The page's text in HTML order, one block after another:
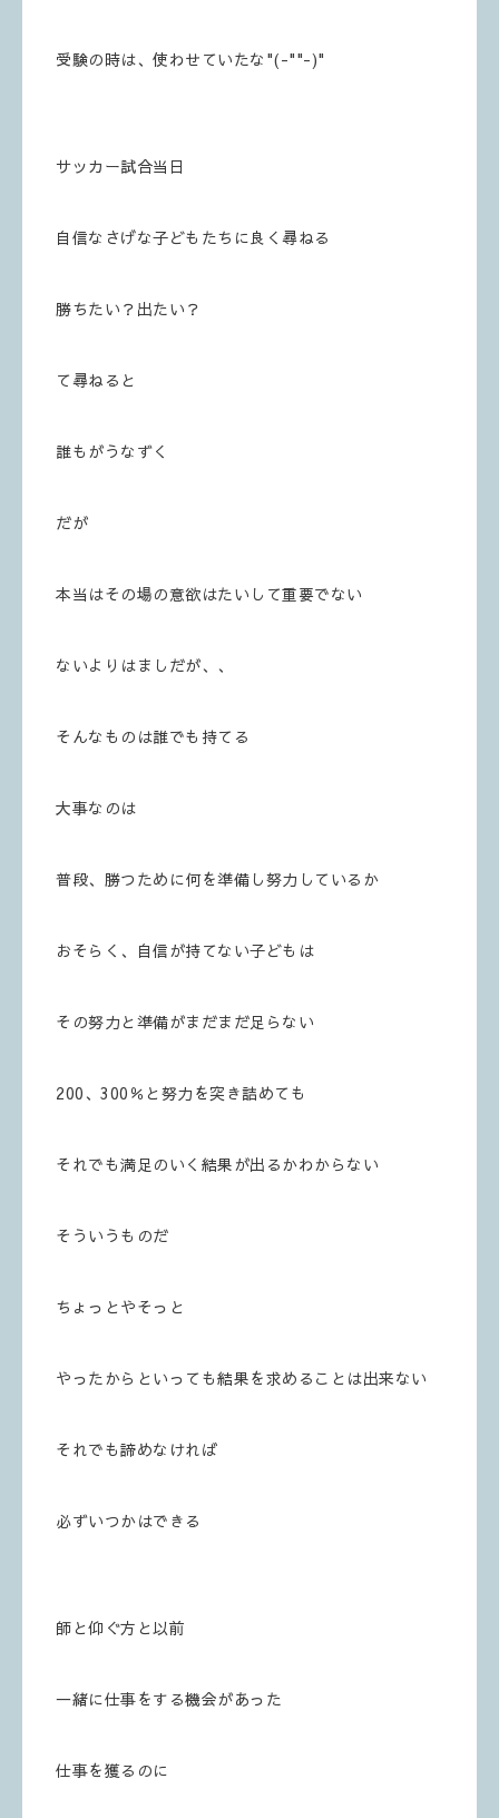
受験の時は、使わせていたな"(-""-)"
サッカー試合当日
自信なさげな子どもたちに良く尋ねる
勝ちたい？出たい？
て尋ねると
誰もがうなずく
だが
本当はその場の意欲はたいして重要でない
ないよりはましだが、、
そんなものは誰でも持てる
大事なのは
普段、勝つために何を準備し努力しているか
おそらく、自信が持てない子どもは
その努力と準備がまだまだ足らない
200、300％と努力を突き詰めても
それでも満足のいく結果が出るかわからない
そういうものだ
ちょっとやそっと
やったからといっても結果を求めることは出来ない
それでも諦めなければ
必ずいつかはできる
師と仰ぐ方と以前
一緒に仕事をする機会があった
仕事を獲るのに